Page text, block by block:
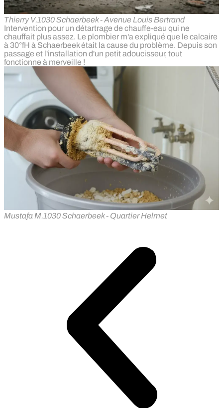
Thierry V.1030 Schaerbeek - Avenue Louis Bertrand
Intervention pour un détartrage de chauffe-eau qui ne
chauffait plus assez. Le plombier m'a expliqué que le calcaire
à 30°fH à Schaerbeek était la cause du problème. Depuis son
passage et l'installation d'un petit adoucisseur, tout
fonctionne à merveille !
Mustafa M.1030 Schaerbeek - Quartier Helmet